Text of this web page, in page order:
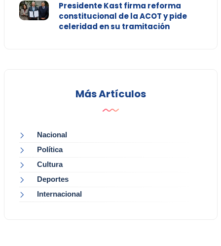
Presidente Kast firma reforma
constitucional de la ACOT y pide
celeridad en su tramitación
Más Artículos
Nacional
Política
Cultura
Deportes
Internacional